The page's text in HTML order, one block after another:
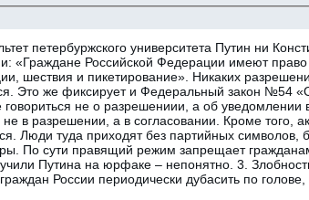
петербуржского университета Путин ни
«Граждане Российской Федерации имеют
шествия и пикетирование». Никаких
Это же фиксирует и Федеральный закон №54
говориться не о разрешениии, а об
не в разрешении, а в согласовании. Кроме
Люди туда приходят без партийных символов,
По сути правящий режим запрещает
Путина на юрфаке – непонятно. 3.
России периодически дубасить по